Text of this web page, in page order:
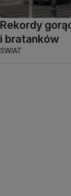
Rekordy
i bratanków
ŚWIAT